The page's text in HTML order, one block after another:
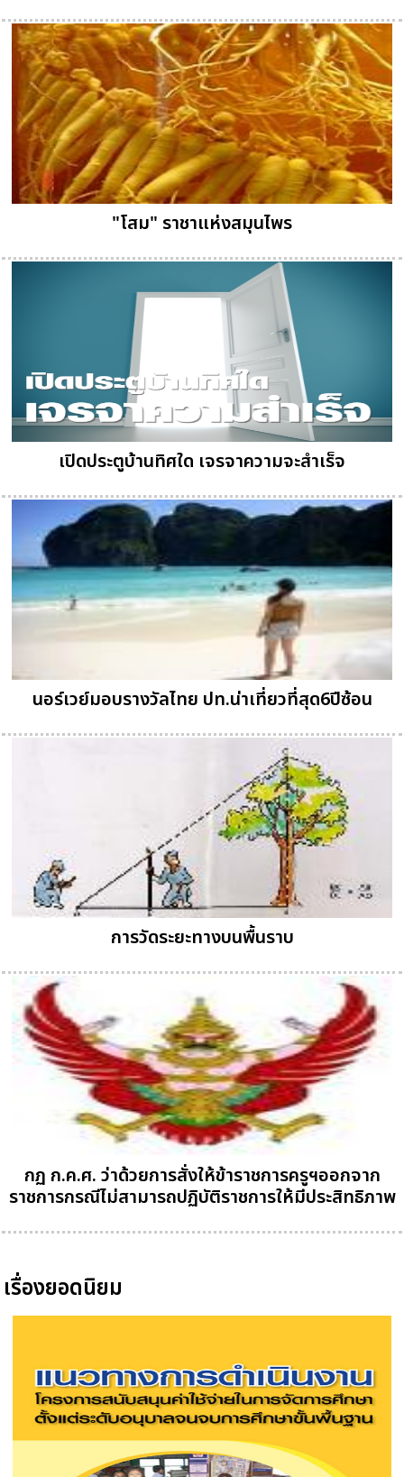
"โสม" ราชาแห่งสมุนไพร
เปิดประตูบ้านทิศใด เจรจาความจะสำเร็จ
นอร์เวย์มอบรางวัลไทย ปท.น่าเที่ยวที่สุด6ปีซ้อน
การวัดระยะทางบนพื้นราบ
กฏ ก.ค.ศ. ว่าด้วยการสั่งให้ข้าราชการครูฯออกจาก
ราชการกรณีไม่สามารถปฏิบัติราชการให้มีประสิทธิภาพ
เรื่องยอดนิยม